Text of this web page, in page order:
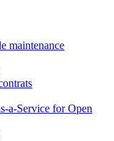
maintenance
a-Service for Open